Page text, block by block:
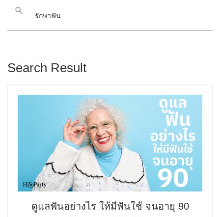
Search Result
ดูแลฟันอย่างไร ให้มีฟันใช้ จนอายุ 90